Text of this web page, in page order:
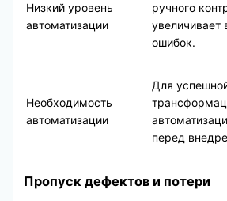
Низкий уровень
автоматизации
ручного
увеличивает
ошибок.
Необходимость
автоматизации
Для
перед
Пропуск дефектов и потери